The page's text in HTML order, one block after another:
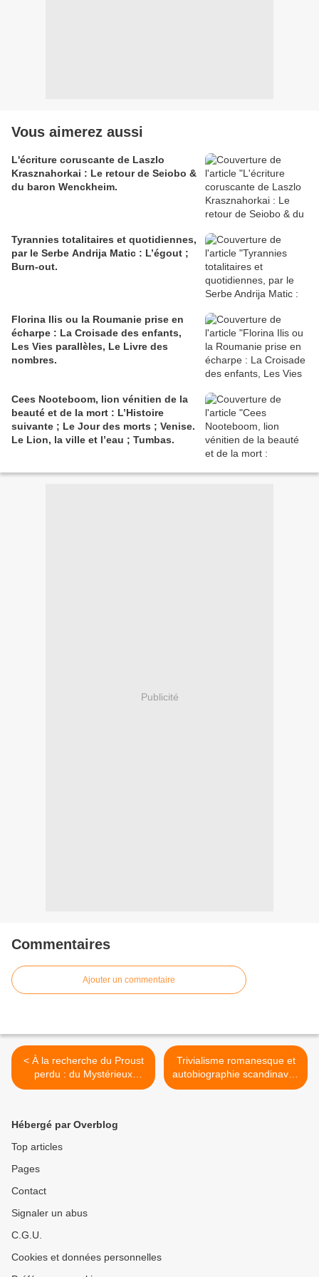
Vous aimerez aussi
L'écriture coruscante de Laszlo
Krasznahorkai : Le retour de Seiobo &
du baron Wenckheim.
Tyrannies totalitaires et quotidiennes,
par le Serbe Andrija Matic : L’égout ;
Burn-out.
Florina Ilis ou la Roumanie prise en
écharpe : La Croisade des enfants,
Les Vies parallèles, Le Livre des
nombres.
Cees Nooteboom, lion vénitien de la
beauté et de la mort : L’Histoire
suivante ; Le Jour des morts ; Venise.
Le Lion, la ville et l’eau ; Tumbas.
Publicité
Commentaires
Ajouter un commentaire
< À la recherche du Proust
perdu : du Mystérieux
correspondant aux
Trivialisme romanesque et
autobiographie scandinaves
: Miki Liukkonen : O ; Karl
Hébergé par Overblog
Top articles
Pages
Contact
Signaler un abus
C.G.U.
Cookies et données personnelles